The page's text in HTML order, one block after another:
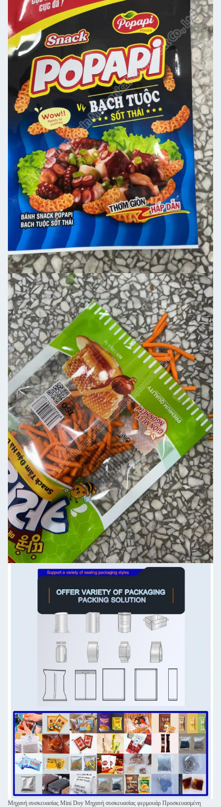
Μηχανή συσκευασίας Mini Doy Μηχανή συσκευασίας φερμουάρ Προσκευασμένη